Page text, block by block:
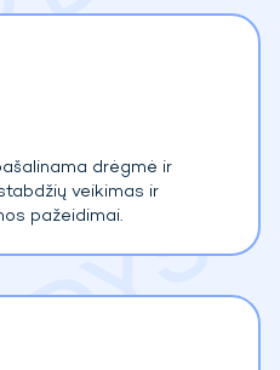
drėgmė ir
veikimas ir
pažeidimai.